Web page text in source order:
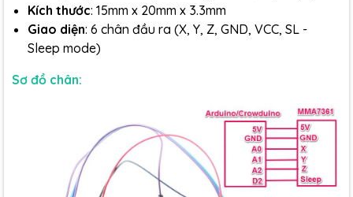
Kích thước: 15mm x 20mm x 3.3mm
Giao diện: 6 chân đầu ra (X, Y, Z, GND, VCC, SL -
Sleep mode)
Sơ đồ chân: